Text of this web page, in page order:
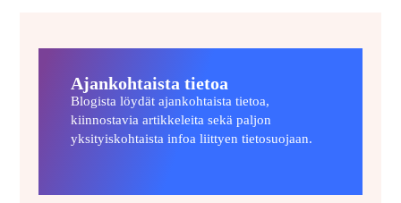
Ajankohtaista tietoa
Blogista löydät ajankohtaista tietoa,
kiinnostavia artikkeleita sekä paljon
yksityiskohtaista infoa liittyen tietosuojaan.